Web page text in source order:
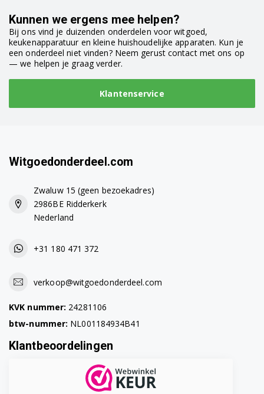
Kunnen we ergens mee helpen?
Bij ons vind je duizenden onderdelen voor witgoed,
keukenapparatuur en kleine huishoudelijke apparaten. Kun je
een onderdeel niet vinden? Neem gerust contact met ons op
— we helpen je graag verder.
Klantenservice
Witgoedonderdeel.com
Zwaluw 15 (geen bezoekadres)
2986BE Ridderkerk
Nederland
+31 180 471 372
verkoop@witgoedonderdeel.com
KVK nummer: 24281106
btw-nummer: NL001184934B41
Klantbeoordelingen